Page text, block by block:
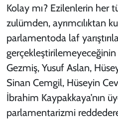
Kolay mı? Ezilenlerin her
zulümden, ayrımcılıktan
parlamentoda laf
Gezmiş, Yusuf Aslan,
Sinan Cemgil, Hüseyin
İbrahim Kaypakkaya’nın
parlamentarizmi